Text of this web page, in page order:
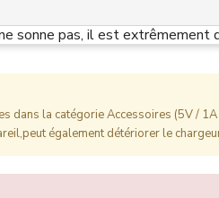
sonne pas, il est extrêmement
la catégorie Accessoires (5V /
également détériorer le